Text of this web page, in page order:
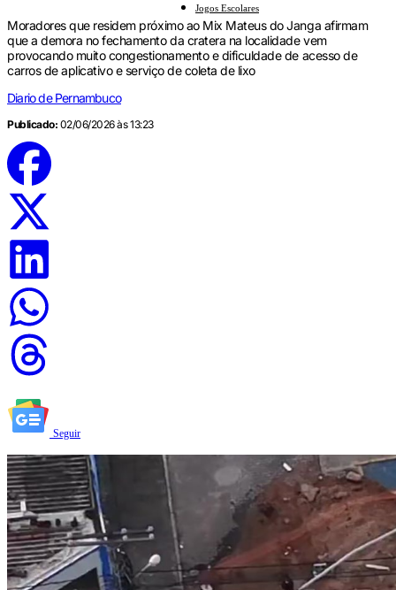
Jogos Escolares
Moradores que residem próximo ao Mix Mateus do Janga afirmam
que a demora no fechamento da cratera na localidade vem
provocando muito congestionamento e dificuldade de acesso de
carros de aplicativo e serviço de coleta de lixo
Diario de Pernambuco
Publicado: 02/06/2026 às 13:23
Seguir